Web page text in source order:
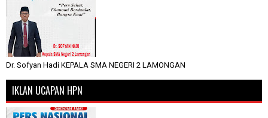
Dr. Sofyan Hadi KEPALA SMA NEGERI 2 LAMONGAN
IKLAN UCAPAN HPN